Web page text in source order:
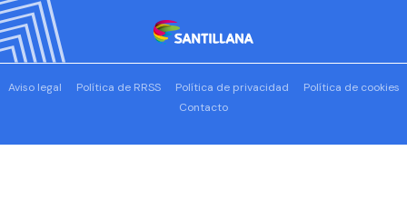
Aviso legal Política de RRSS Política de privacidad
Política de cookies
Contacto